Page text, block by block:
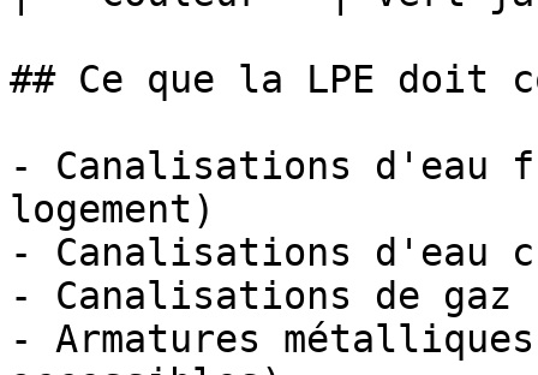
## Ce que la LPE doit
- Canalisations
logement)
- Canalisations d'eau
- Canalisations de gaz
- Armatures